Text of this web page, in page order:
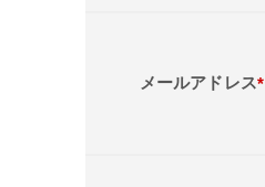
メールアドレス*